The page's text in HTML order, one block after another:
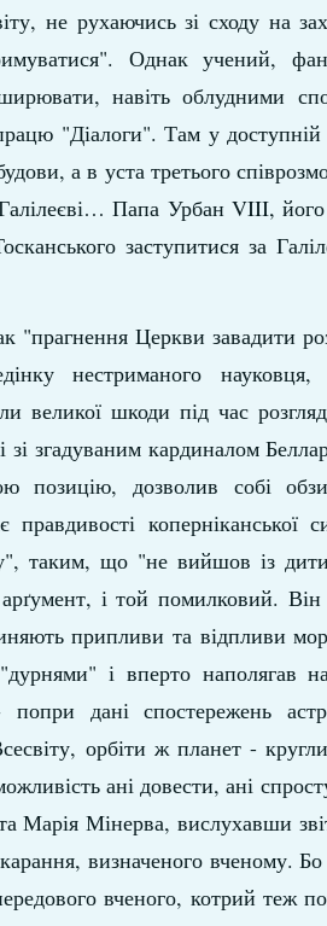
не рухаючись зі сходу на
Однак учений,
навіть облудними
"Діалоги". Там у
а в уста третього
Папа Урбан VIII,
заступитися за
Церкви завадити
нестриманого
великої шкоди під час
згадуваним кардиналом
дозволив собі
коперніканської
таким, що "не вийшов із
арґумент, і той помилковий.
припливи та відпливи
і вперто наполягав
дані спостережень
орбіти ж планет -
ані довести, ані
Марія Мінерва, вислухавши
визначеного вченому.
вченого, котрий теж